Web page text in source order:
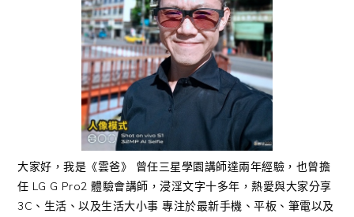
大家好，我是《雲爸》 曾任三星學園講師達兩年經驗，也曾擔
任 LG G Pro2 體驗會講師，浸淫文字十多年，熱愛與大家分享
3C、生活、以及生活大小事 專注於最新手機、平板、筆電以及